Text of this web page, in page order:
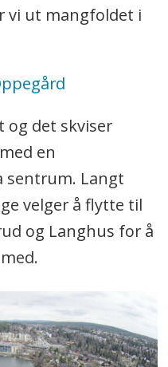
vi ut mangfoldet i
og det skviser
en
sentrum. Langt
velger å flytte til
og Langhus for å